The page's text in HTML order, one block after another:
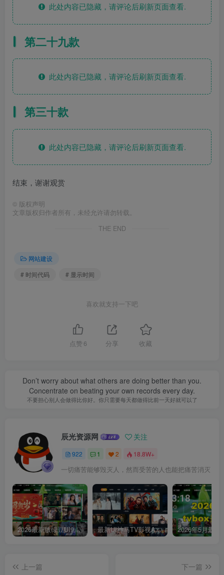
此处内容已隐藏，请评论后刷新页面查看.
第二十九款
此处内容已隐藏，请评论后刷新页面查看.
第三十款
此处内容已隐藏，请评论后刷新页面查看.
结束，谢谢观赏
© 版权声明
文章版权归作者所有，未经允许请勿转载。
THE END
网站建设
# 时间代码
# 显示时间
喜欢就支持一下吧
点赞 6 分享 收藏
Don’t worry about what others are doing better than you.
Concentrate on beating your own records every day.
不要担心别人会做得比你好。你只需要每天都做得比前一天好就可以了
辰光资源网 关注
922 1 2 18.8W+
一切痛苦能够毁灭人，然而受苦的人也能把痛苦消灭
2026最新版绿豆UI9双端影视APP源码 最新UI神马TV影视APP源码 乐檬影视苹果CMS后台 包含前后端源码
上一篇
下一篇